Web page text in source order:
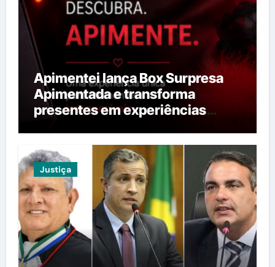
Apimentei lança Box Surpresa
Apimentada e transforma
presentes em experiências
Justiça